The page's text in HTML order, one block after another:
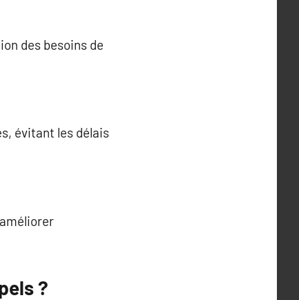
des besoins de
évitant les délais
?